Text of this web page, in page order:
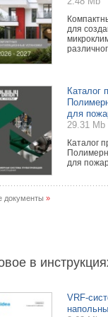
для
Каталог
для
29.31 Mb
Каталог
для
документы »
в
VRF-